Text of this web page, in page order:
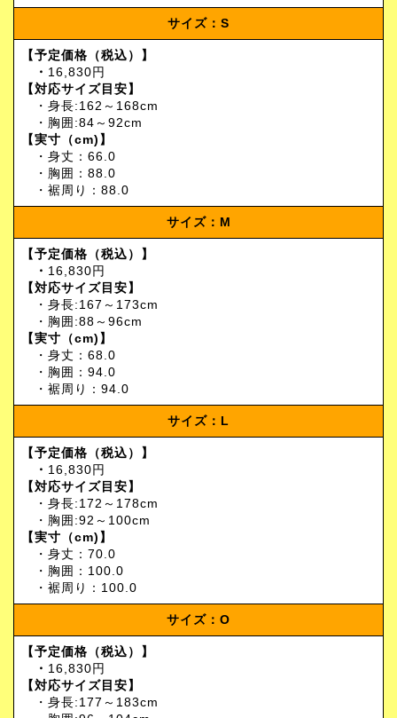
サイズ：S
【予定価格（税込）】
・ 16,830円
【対応サイズ目安】
・身長:162～168cm
・胸囲:84～92cm
【実寸（cm)】
・身丈：66.0
・胸囲：88.0
・裾周り：88.0
サイズ：M
【予定価格（税込）】
・ 16,830円
【対応サイズ目安】
・身長:167～173cm
・胸囲:88～96cm
【実寸（cm)】
・身丈：68.0
・胸囲：94.0
・裾周り：94.0
サイズ：L
【予定価格（税込）】
・ 16,830円
【対応サイズ目安】
・身長:172～178cm
・胸囲:92～100cm
【実寸（cm)】
・身丈：70.0
・胸囲：100.0
・裾周り：100.0
サイズ：O
【予定価格（税込）】
・ 16,830円
【対応サイズ目安】
・身長:177～183cm